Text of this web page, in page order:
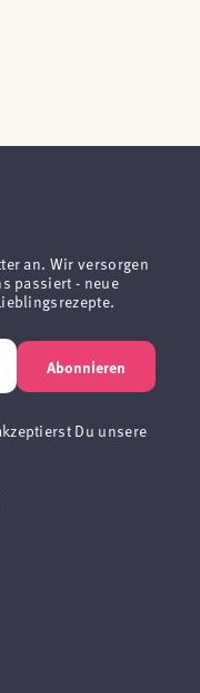
an. Wir versorgen
passiert - neue
Abonnieren
Du unsere